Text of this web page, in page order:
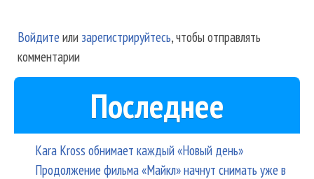
Войдите или зарегистрируйтесь, чтобы отправлять
комментарии
Последнее
Kara Kross обнимает каждый «Новый день»
Продолжение фильма «Майкл» начнут снимать уже в